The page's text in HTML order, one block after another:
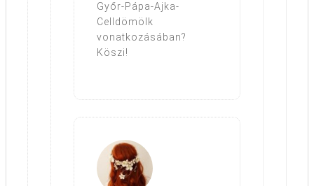
Győr-Pápa-Ajka-
Celldömölk
vonatkozásában?
Köszi!